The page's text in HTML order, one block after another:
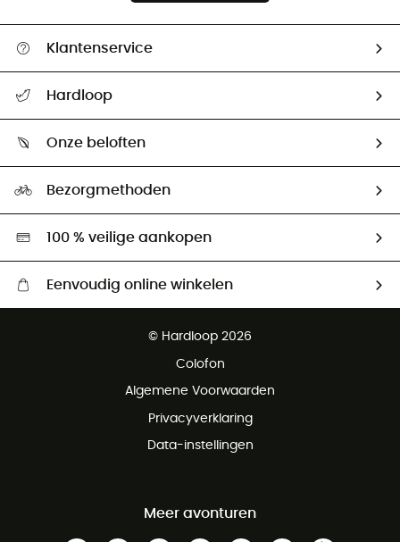
Klantenservice
Retourzendingen & Terugbetalingen
Hardloop
Ambassadeurs
Onze beloften
Hardgreen
Bezorgmethoden
100 % veilige aankopen
Eenvoudig online winkelen
Gratis retourneren binnen 100 dagen
© Hardloop 2026
Colofon
Algemene Voorwaarden
Privacyverklaring
Data-instellingen
Meer avonturen